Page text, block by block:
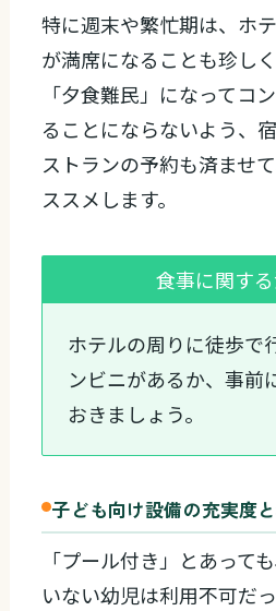
特に週末や繁忙期は、ホ
が満席になることも珍し
「夕食難民」になってコ
ることにならないよう、
ストランの予約も済ませ
ススメします。
食事に関す
ホテルの周りに徒歩で
ンビニがあるか、事前
おきましょう。
子ども向け設備の充実度
「プール付き」とあって
いない幼児は利用不可だ